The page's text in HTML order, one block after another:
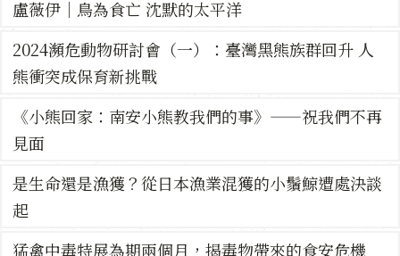
盧薇伊｜鳥為食亡 沈默的太平洋
2024瀕危動物研討會（一）：臺灣黑熊族群回升 人
熊衝突成保育新挑戰
《小熊回家：南安小熊教我們的事》——祝我們不再
見面
是生命還是漁獲？從日本漁業混獲的小鬚鯨遭處決談
起
猛禽中毒特展為期兩個月，揭毒物帶來的食安危機